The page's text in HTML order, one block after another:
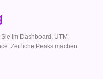
im Dashboard. UTM-
Zeitliche Peaks machen